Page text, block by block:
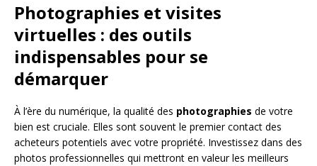
Photographies et visites
virtuelles : des outils
indispensables pour se
démarquer
À l’ère du numérique, la qualité des photographies de votre
bien est cruciale. Elles sont souvent le premier contact des
acheteurs potentiels avec votre propriété. Investissez dans des
photos professionnelles qui mettront en valeur les meilleurs